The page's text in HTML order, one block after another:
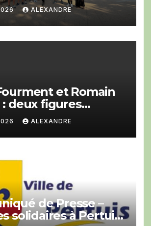
ALEXANDRE
et Romain
deux figures
du jazz au Big
de Pertuis.
ALEXANDRE
de Presse –
solidaires à Pertuis :